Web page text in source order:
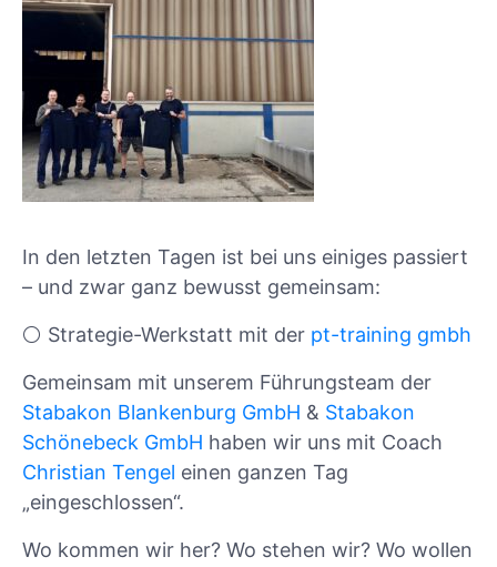
In den letzten Tagen ist bei uns einiges passiert
– und zwar ganz bewusst gemeinsam:
⚪ Strategie-Werkstatt mit der pt-training gmbh
Gemeinsam mit unserem Führungsteam der
Stabakon Blankenburg GmbH & Stabakon
Schönebeck GmbH haben wir uns mit Coach
Christian Tengel einen ganzen Tag
„eingeschlossen“.
Wo kommen wir her? Wo stehen wir? Wo wollen